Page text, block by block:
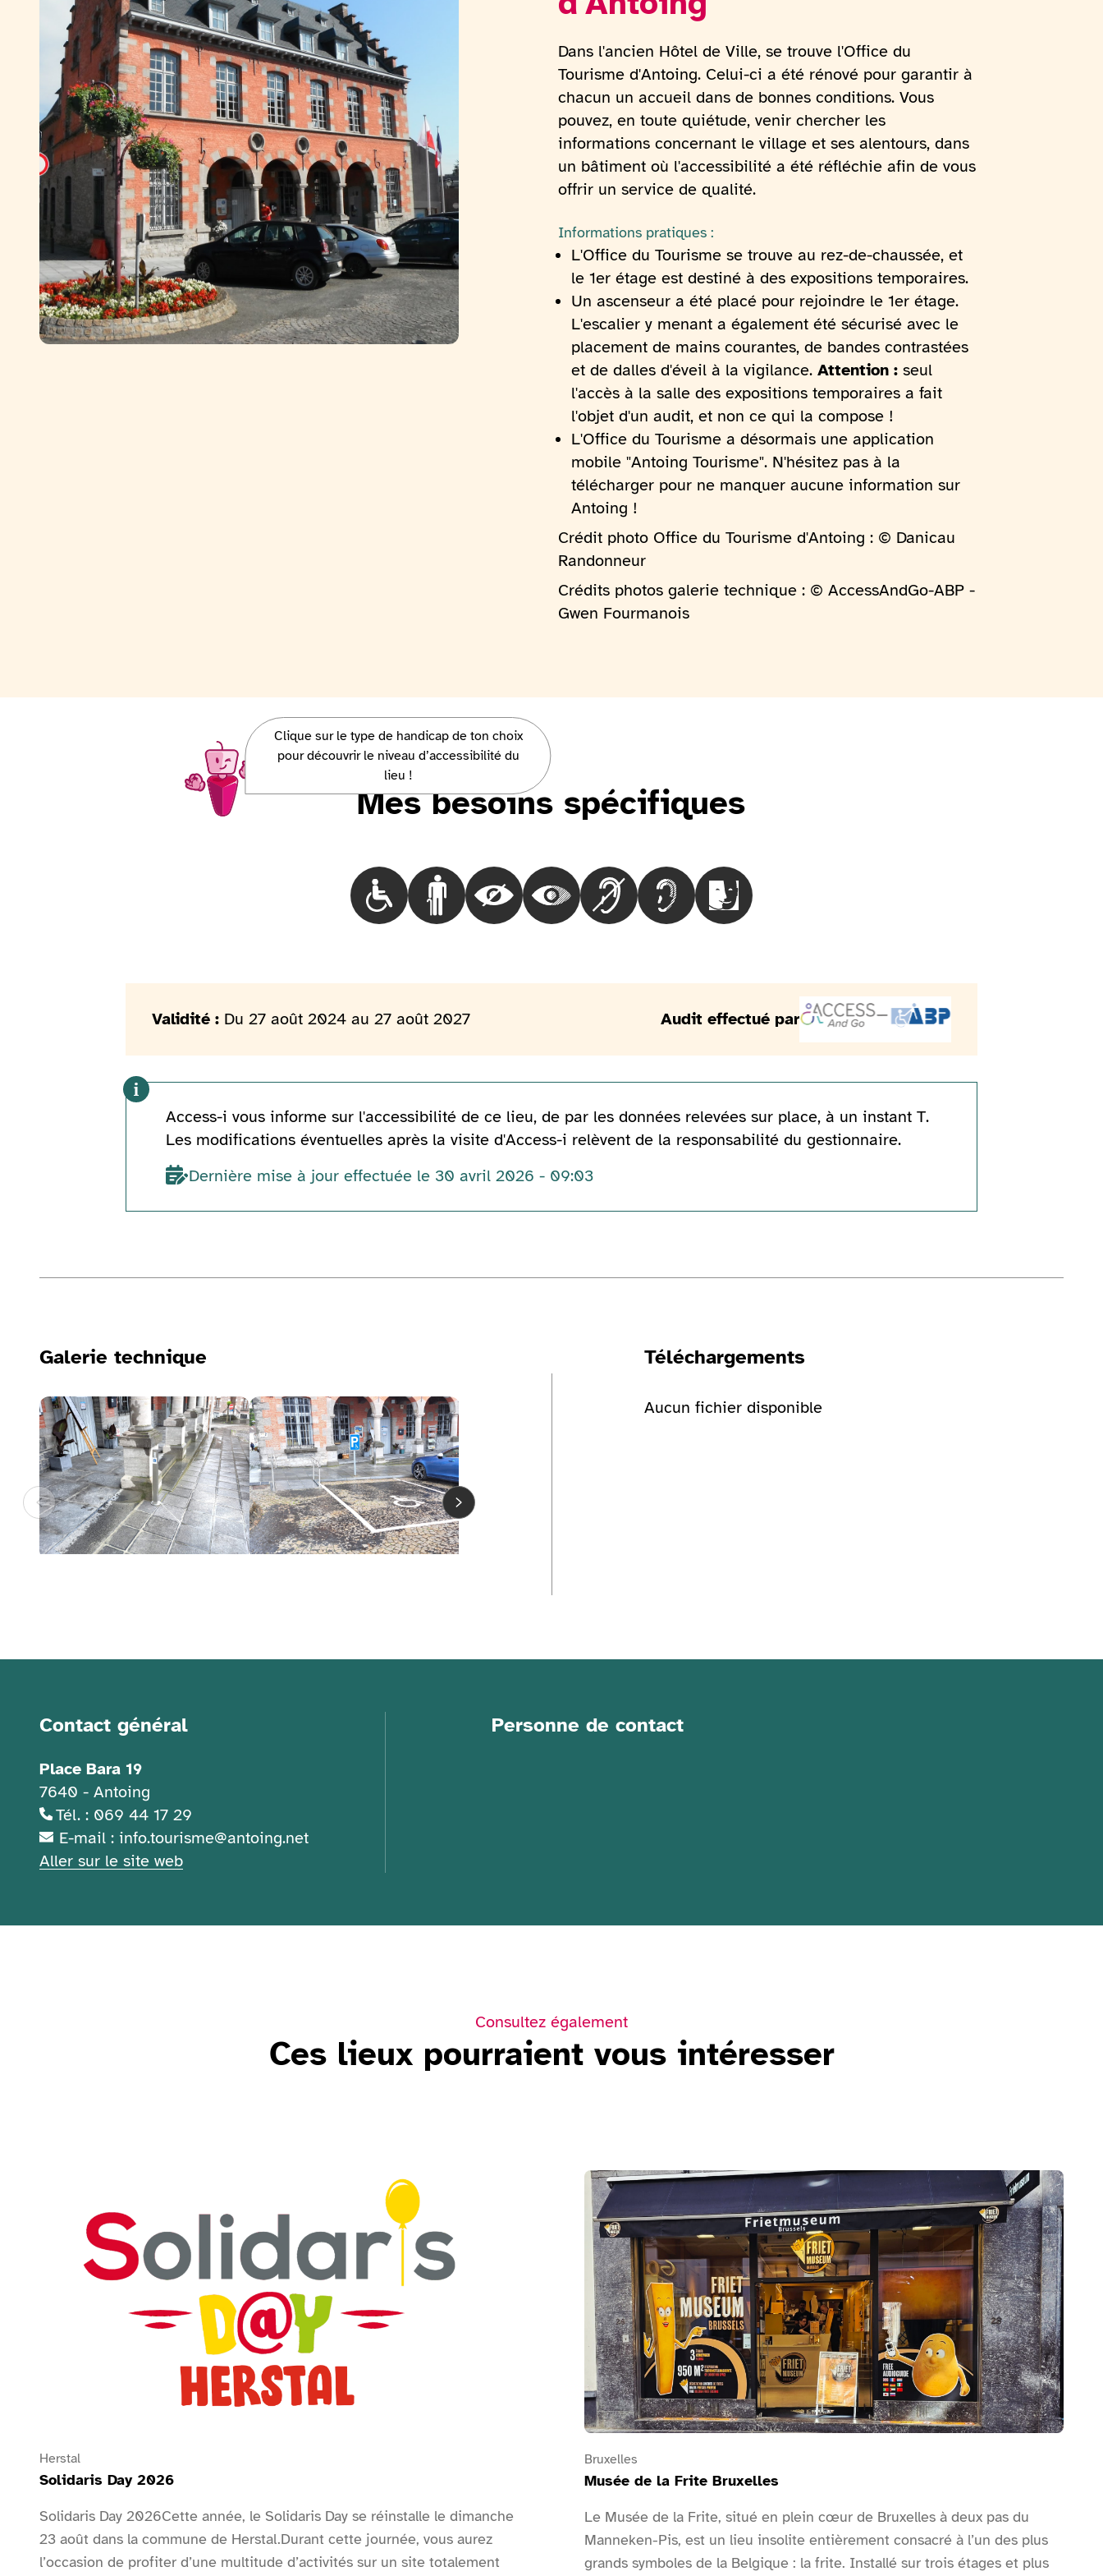
Dans l'ancien Hôtel de Ville, se trouve l'Office du
Tourisme d'Antoing. Celui-ci a été rénové pour garantir à
chacun un accueil dans de bonnes conditions. Vous
pouvez, en toute quiétude, venir chercher les
informations concernant le village et ses alentours, dans
un bâtiment où l'accessibilité a été réfléchie afin de vous
offrir un service de qualité.
Informations pratiques :
L'Office du Tourisme se trouve au rez-de-chaussée, et
le 1er étage est destiné à des expositions temporaires.
Un ascenseur a été placé pour rejoindre le 1er étage.
L'escalier y menant a également été sécurisé avec le
placement de mains courantes, de bandes contrastées
et de dalles d'éveil à la vigilance. Attention :seul
l'accès à la salle des expositions temporaires a fait
l'objet d'un audit, et non ce qui la compose !
L'Office du Tourisme a désormais une application
mobile "Antoing Tourisme". N'hésitez pas à la
télécharger pour ne manquer aucune information sur
Antoing !
Crédit photo Office du Tourisme d'Antoing : © Danicau
Randonneur
Crédits photos galerie technique : © AccessAndGo-ABP -
Gwen Fourmanois
Mes besoins spécifiques
Clique sur le type de handicap de ton choix
pour découvrir le niveau d’accessibilité du
lieu !
Charlie, la mascotte Access-i, veut vous parler !
Choisir le besoinLes personnes en fauteuil roulant
Choisir le besoinLes personnes marchant difficilement
Choisir le besoinLes personnes aveugles
Choisir le besoinLes personnes malvoyantes
Choisir le besoinLes personnes sourdes
Choisir le besoinLes personnes malentendantes
Choisir le besoinLes personnes avec des difficultés de
Validité : Du 27 août 2024 au 27 août 2027 Audit effectué par
Access-i vous informe sur l'accessibilité de ce lieu, de par les données relevées sur place, à un instant T.
Les modifications éventuelles après la visite d'Access-i relèvent de la responsabilité du gestionnaire.
Dernière mise à jour effectuée le 30 avril 2026 - 09:03
Galerie technique
Voir la galerie d'image Voir la galerie d'image Voir la galerie d'image
Téléchargements
Aucun fichier disponible
Informations de contact
Contact général
Place Bara 19
7640 - Antoing
Tél. : 069 44 17 29
E-mail : info.tourisme@antoing.net
Aller sur le site web
Personne de contact
Consultez également
Ces lieux pourraient vous intéresser
Herstal
Solidaris Day 2026
Solidaris Day 2026Cette année, le Solidaris Day se réinstalle le dimanche
23 août dans la commune de Herstal.Durant cette journée, vous aurez
l’occasion de profiter d’une multitude d’activités sur un site totalement
Bruxelles
Musée de la Frite Bruxelles
Le Musée de la Frite, situé en plein cœur de Bruxelles à deux pas du
Manneken-Pis, est un lieu insolite entièrement consacré à l’un des plus
grands symboles de la Belgique : la frite. Installé sur trois étages et plus
Voir Musée de la Frite Bruxelles